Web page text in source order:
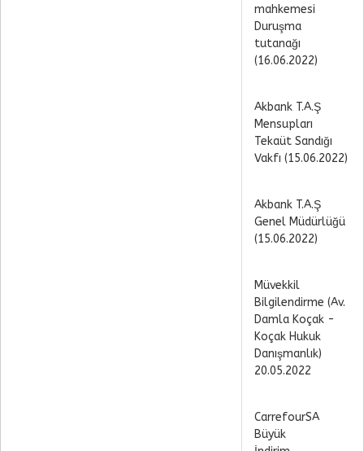
mahkemesi
Duruşma
tutanağı
(16.06.2022)
Akbank T.A.Ş
Mensupları
Tekaüt Sandığı
Vakfı (15.06.2022)
Akbank T.A.Ş
Genel Müdürlüğü
(15.06.2022)
Müvekkil
Bilgilendirme (Av.
Damla Koçak -
Koçak Hukuk
Danışmanlık)
20.05.2022
CarrefourSA
Büyük